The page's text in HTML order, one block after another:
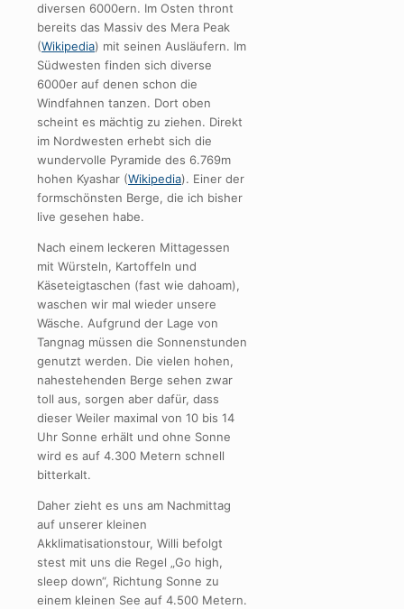
diversen 6000ern. Im Osten thront
bereits das Massiv des Mera Peak
(Wikipedia) mit seinen Ausläufern. Im
Südwesten finden sich diverse
6000er auf denen schon die
Windfahnen tanzen. Dort oben
scheint es mächtig zu ziehen. Direkt
im Nordwesten erhebt sich die
wundervolle Pyramide des 6.769m
hohen Kyashar (Wikipedia). Einer der
formschönsten Berge, die ich bisher
live gesehen habe.
Nach einem leckeren Mittagessen
mit Würsteln, Kartoffeln und
Käseteigtaschen (fast wie dahoam),
waschen wir mal wieder unsere
Wäsche. Aufgrund der Lage von
Tangnag müssen die Sonnenstunden
genutzt werden. Die vielen hohen,
nahestehenden Berge sehen zwar
toll aus, sorgen aber dafür, dass
dieser Weiler maximal von 10 bis 14
Uhr Sonne erhält und ohne Sonne
wird es auf 4.300 Metern schnell
bitterkalt.
Daher zieht es uns am Nachmittag
auf unserer kleinen
Akklimatisationstour, Willi befolgt
stest mit uns die Regel „Go high,
sleep down“, Richtung Sonne zu
einem kleinen See auf 4.500 Metern.